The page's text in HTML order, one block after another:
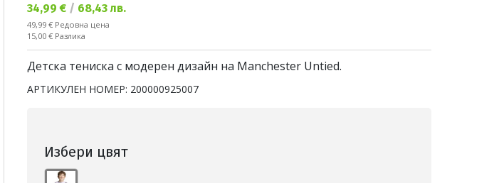
Текуща цена:
34,99 € / 68,43 лв.
Редовна цена:
49,99 € Редовна цена
Спестявате:
15,00 € Разлика
Детска тениска с модерен дизайн на Manchester Untied.
АРТИКУЛЕН НОМЕР: 200000925007
Избери цвят